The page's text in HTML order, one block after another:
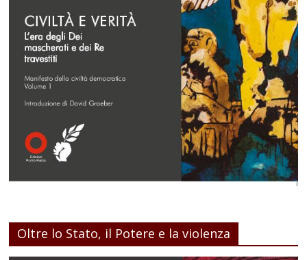
Oltre lo Stato, il Potere e la violenza